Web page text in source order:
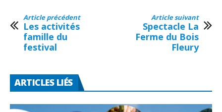
Article précédent
Les activités
famille du
festival
Article suivant
Spectacle La
Ferme du Bois
Fleury
ARTICLES LIÉS